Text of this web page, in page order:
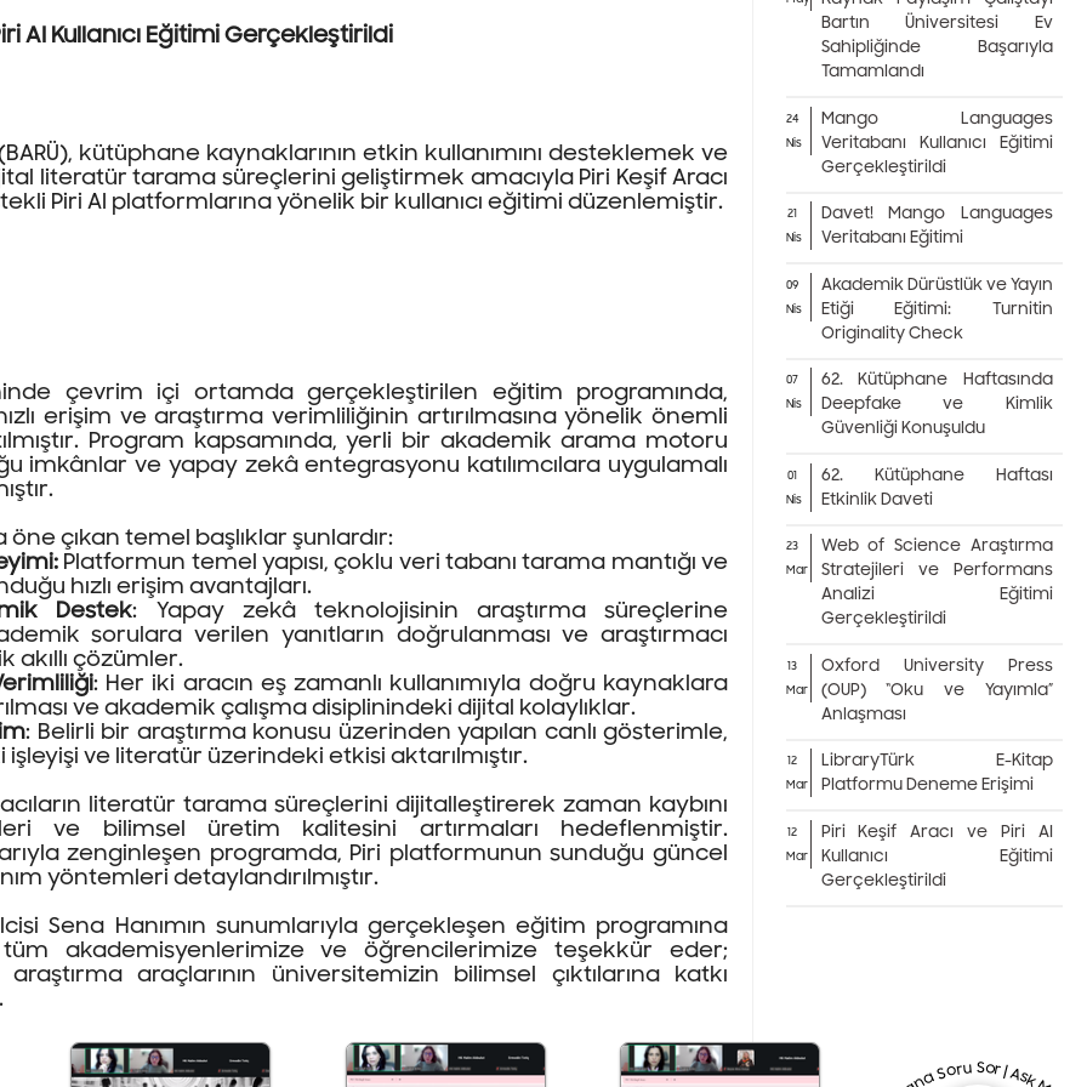
AI Kullanıcı Eğitimi Gerçekleştirildi
kütüphane kaynaklarının etkin kullanımını desteklemek ve
literatür tarama süreçlerini geliştirmek amacıyla Piri Keşif Aracı
Piri AI platformlarına yönelik bir kullanıcı eğitimi düzenlemiştir.
çevrim içi ortamda gerçekleştirilen eğitim programında,
erişim ve araştırma verimliliğinin artırılmasına yönelik önemli
Program kapsamında, yerli bir akademik arama motoru
imkânlar ve yapay zekâ entegrasyonu katılımcılara uygulamalı
çıkan temel başlıklar şunlardır:
Platformun temel yapısı, çoklu veri tabanı tarama mantığı ve
hızlı erişim avantajları.
Destek: Yapay zekâ teknolojisinin araştırma süreçlerine
sorulara verilen yanıtların doğrulanması ve araştırmacı
akıllı çözümler.
: Her iki aracın eş zamanlı kullanımıyla doğru kaynaklara
ve akademik çalışma disiplinindeki dijital kolaylıklar.
: Belirli bir araştırma konusu üzerinden yapılan canlı gösterimle,
ve literatür üzerindeki etkisi aktarılmıştır.
literatür tarama süreçlerini dijitalleştirerek zaman kaybını
ve bilimsel üretim kalitesini artırmaları hedeflenmiştir.
zenginleşen programda, Piri platformunun sunduğu güncel
yöntemleri detaylandırılmıştır.
Sena Hanımın sunumlarıyla gerçekleşen eğitim programına
tüm akademisyenlerimize ve öğrencilerimize teşekkür eder;
araçlarının üniversitemizin bilimsel çıktılarına katkı
Bartın Üniversitesi Ev
Sahipliğinde Başarıyla
Tamamlandı
24
Nis
Mango Languages
Veritabanı Kullanıcı Eğitimi
Gerçekleştirildi
21
Nis
Davet! Mango Languages
Veritabanı Eğitimi
09
Nis
Akademik Dürüstlük ve Yayın
Etiği Eğitimi: Turnitin
Originality Check
07
Nis
62. Kütüphane Haftasında
Deepfake ve Kimlik
Güvenliği Konuşuldu
01
Nis
62. Kütüphane Haftası
Etkinlik Daveti
23
Mar
Web of Science Araştırma
Stratejileri ve Performans
Analizi Eğitimi
Gerçekleştirildi
13
Mar
Oxford University Press
(OUP) “Oku ve Yayımla”
Anlaşması
12
Mar
LibraryTürk E-Kitap
Platformu Deneme Erişimi
12
Mar
Piri Keşif Aracı ve Piri AI
Kullanıcı Eğitimi
Gerçekleştirildi